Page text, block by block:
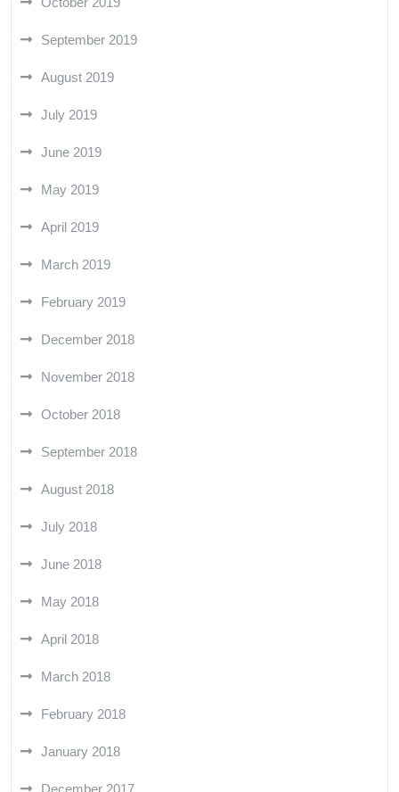
September 2019
August 2019
July 2019
June 2019
May 2019
April 2019
March 2019
February 2019
December 2018
November 2018
October 2018
September 2018
August 2018
July 2018
June 2018
May 2018
April 2018
March 2018
February 2018
January 2018
December 2017